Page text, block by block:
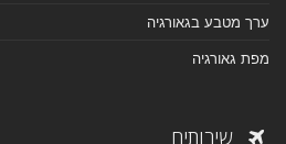
ערך מטבע בגאורגיה
מפת גאורגיה
שירותים